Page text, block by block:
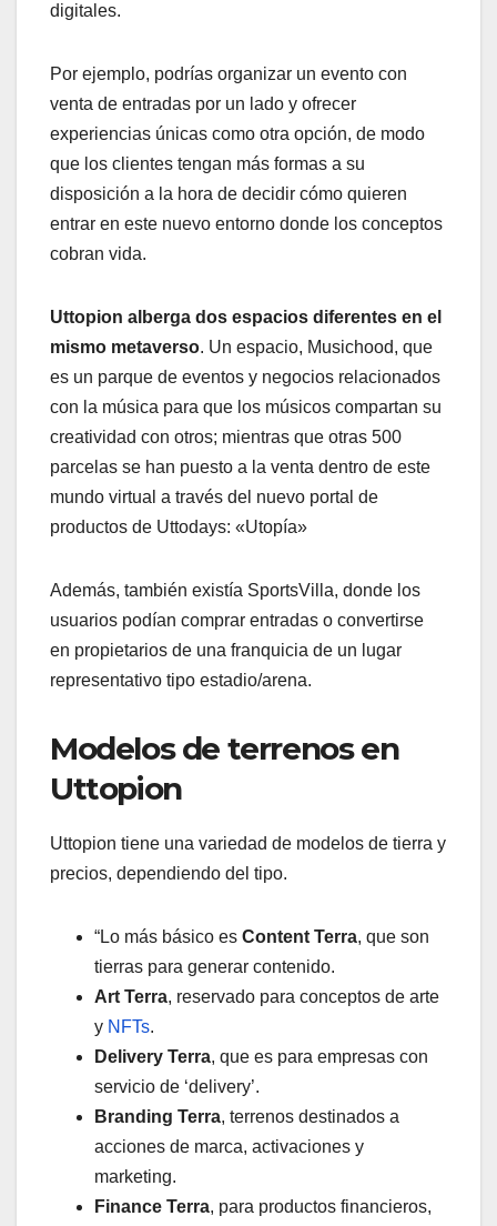
digitales.
Por ejemplo, podrías organizar un evento con
venta de entradas por un lado y ofrecer
experiencias únicas como otra opción, de modo
que los clientes tengan más formas a su
disposición a la hora de decidir cómo quieren
entrar en este nuevo entorno donde los conceptos
cobran vida.
Uttopion alberga dos espacios diferentes en el
mismo metaverso. Un espacio, Musichood, que
es un parque de eventos y negocios relacionados
con la música para que los músicos compartan su
creatividad con otros; mientras que otras 500
parcelas se han puesto a la venta dentro de este
mundo virtual a través del nuevo portal de
productos de Uttodays: «Utopía»
Además, también existía SportsVilla, donde los
usuarios podían comprar entradas o convertirse
en propietarios de una franquicia de un lugar
representativo tipo estadio/arena.
Modelos de terrenos en
Uttopion
Uttopion tiene una variedad de modelos de tierra y
precios, dependiendo del tipo.
“Lo más básico es Content Terra, que son
tierras para generar contenido.
Art Terra, reservado para conceptos de arte
y NFTs.
Delivery Terra, que es para empresas con
servicio de ‘delivery’.
Branding Terra, terrenos destinados a
acciones de marca, activaciones y
marketing.
Finance Terra, para productos financieros,